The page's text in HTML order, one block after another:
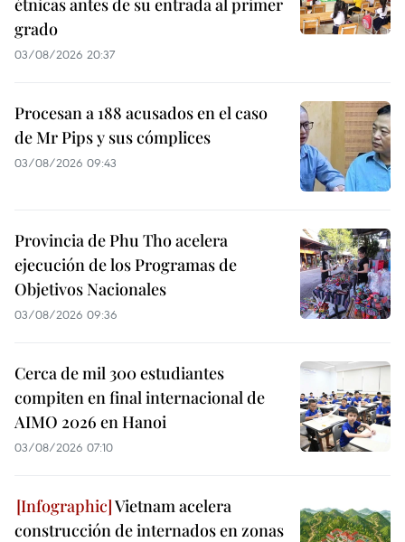
grado
03/08/2026 20:37
Procesan a 188 acusados en el caso
de Mr Pips y sus cómplices
03/08/2026 09:43
Provincia de Phu Tho acelera
ejecución de los Programas de
Objetivos Nacionales
03/08/2026 09:36
Cerca de mil 300 estudiantes
compiten en final internacional de
AIMO 2026 en Hanoi
03/08/2026 07:10
Vietnam acelera
construcción de internados en zonas